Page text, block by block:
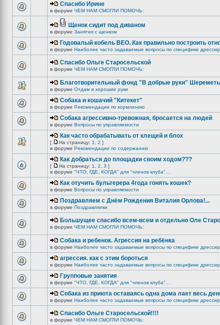
Спасибо Ирине
в форуме ЧЕМ НАМ СМОГЛИ ПОМОЧЬ:
Щенок сидит под диваном
в форуме Занятия с щенком
Годовалый кобель ВЕО. Как правильно построить
в форуме Наиболее часто задаваемые вопросы по специфике
Спасибо Ольге Старосельской
в форуме ЧЕМ НАМ СМОГЛИ ПОМОЧЬ:
Благотворительный фонд "В добрые руки"
в форуме Отдам в хорошие руки
Собака и кошачий "Китекет"
в форуме Рекомендации по кормлению
Собака агрессивно-тревожная, бросается на людей
в форуме Вопросы по управляемости
Как часто обрабатывать от клещей и блох
[ На страницу: 1 2 ]
в форуме Рекомендации по содержанию
Как добраться до площадки своим ходом???
[ На страницу: 1 2 3 ]
в форуме "ЧТО, ГДЕ, КОГДА" для "членов клуба"....
Как отучить бультерера 4года гонять кошек?
в форуме Вопросы по управляемости
Поздравляем с Днём Рождения Виталия Орлова!...
в форуме Поздравлялки
Большущее спасибо всем-всем и отдельно Оле
в форуме ЧЕМ НАМ СМОГЛИ ПОМОЧЬ:
Собака и ребенок. Агрессия на ребёнка
в форуме Наиболее часто задаваемые вопросы по специфике
агрессия. как с этим бороться
в форуме Наиболее часто задаваемые вопросы по специфике
Групповые занятия
в форуме "ЧТО, ГДЕ, КОГДА" для "членов клуба"....
Собака из приюта оставаясь одна дома лает весь
в форуме Наиболее часто задаваемые вопросы по специфике
Спасибо Ольге Старосельской!!!!
в форуме ЧЕМ НАМ СМОГЛИ ПОМОЧЬ: